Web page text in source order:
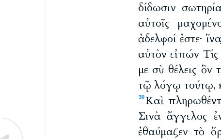
δίδωσιν
αὐτοῖς
ἀδελφοί ἐστε·
αὐτὸν εἰπών
με σὺ θέλεις ὃν
τῷ λόγῳ τούτῳ,
30 Καὶ
Σινὰ ἄγγελος
ἐθαύμαζεν τὸ